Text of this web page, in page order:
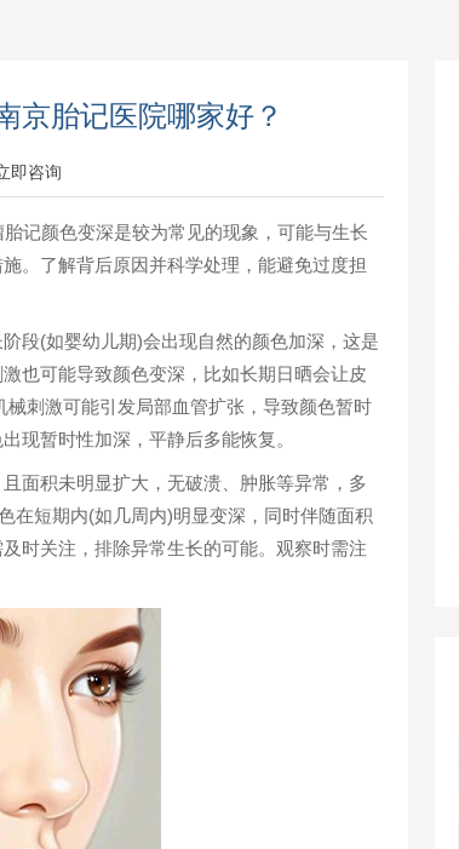
1
京胎记医院哪家好？
即咨询
颜色变深是较为常见的现象，可能与生长
。了解背后原因并科学处理，能避免过度担
(如婴幼儿期)会出现自然的颜色加深，这是
也可能导致颜色变深，比如长期日晒会让皮
刺激可能引发局部血管扩张，导致颜色暂时
现暂时性加深，平静后多能恢复。​
积未明显扩大，无破溃、肿胀等异常，多
在短期内(如几周内)明显变深，同时伴随面积
时关注，排除异常生长的可能。观察时需注